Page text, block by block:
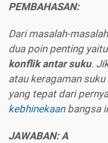
PEMBAHASAN:
Dari masalah-
dua poin penting yaitu
konflik antar suku.
atau keragaman suku
yang tepat dari
kebhinekaanbangsa
JAWABAN: A